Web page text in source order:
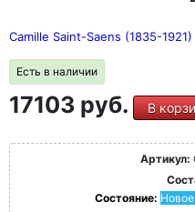
Camille Saint-Saens (1835-
Есть в наличии
17103 руб. В
Артикул:
Состояние: